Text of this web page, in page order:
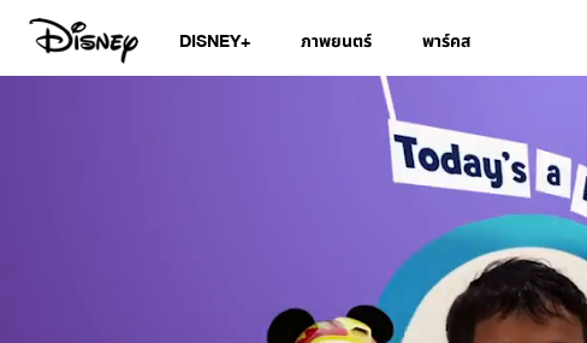
DISNEY+ ภาพยนตร์ พาร์คส